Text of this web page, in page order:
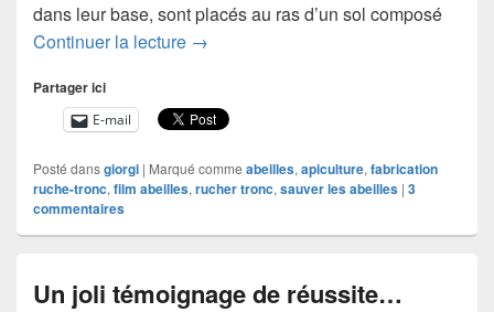
dans leur base, sont placés au ras d’un sol composé
Continuer la lecture FABRICATION ET MISE EN PLACE
→
Partager ici
E-mail
Posté dansgiorgi | Marqué comme abeilles, apiculture, fabrication
ruche-tronc, film abeilles, rucher tronc, sauver les abeilles | 3
commentaires
Un joli témoignage de réussite…